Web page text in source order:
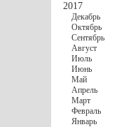
2017
Декабрь
Октябрь
Сентябрь
Август
Июль
Июнь
Май
Апрель
Март
Февраль
Январь